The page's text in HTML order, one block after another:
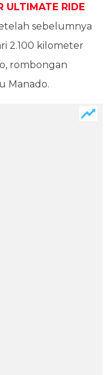
ULTIMATE RIDE
sebelumnya
2.100 kilometer
rombongan
Manado.